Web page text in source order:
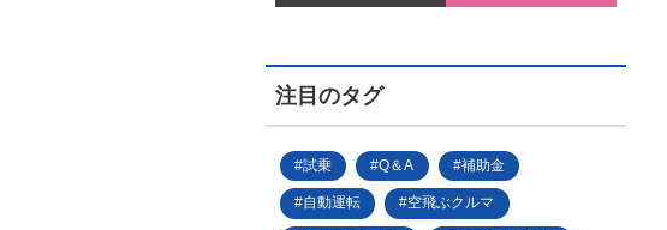
注目のタグ
試乗 Q＆A 補助金
自動運転 空飛ぶクルマ